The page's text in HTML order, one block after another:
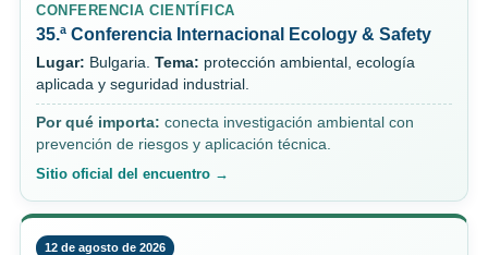
CONFERENCIA CIENTÍFICA
35.ª Conferencia Internacional Ecology & Safety
Lugar: Bulgaria. Tema: protección ambiental, ecología
aplicada y seguridad industrial.
Por qué importa: conecta investigación ambiental con
prevención de riesgos y aplicación técnica.
Sitio oficial del encuentro →
12 de agosto de 2026